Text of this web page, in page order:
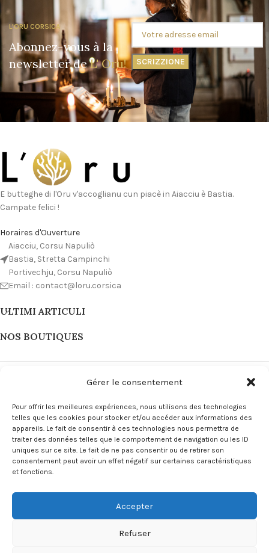
Gérer le consentement
Pour offrir les meilleures expériences, nous utilisons des technologies
telles que les cookies pour stocker et/ou accéder aux informations des
appareils. Le fait de consentir à ces technologies nous permettra de
traiter des données telles que le comportement de navigation ou les ID
uniques sur ce site. Le fait de ne pas consentir ou de retirer son
consentement peut avoir un effet négatif sur certaines caractéristiques
et fonctions.
Accepter
Refuser
L'ORU CORSICA
Abonnez-vous à la
newsletter deL' Oru!
E butteghe di l'Oru v'accoglianu cun piacè in Aiacciu è Bastia.
Campate felici !
Horaires d'Ouverture
Aiacciu, Corsu Napuliò
Bastia, Stretta Campinchi
Portivechju, Corsu Napuliò
Email : contact@loru.corsica
ULTIMI ARTICULI
NOS BOUTIQUES